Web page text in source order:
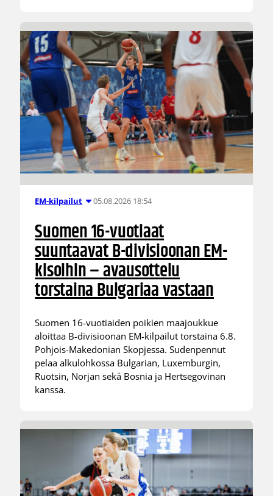
EM-kilpailut 05.08.2026 18:54
Suomen 16-vuotiaat
suuntaavat B-divisioonan EM-
kisoihin – avausottelu
torstaina Bulgariaa vastaan
Suomen 16-vuotiaiden poikien maajoukkue
aloittaa B-divisioonan EM-kilpailut torstaina 6.8.
Pohjois-Makedonian Skopjessa. Sudenpennut
pelaa alkulohkossa Bulgarian, Luxemburgin,
Ruotsin, Norjan sekä Bosnia ja Hertsegovinan
kanssa.